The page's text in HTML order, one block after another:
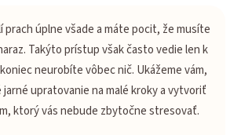
prach úplne všade a máte pocit, že musíte
Takýto prístup však často vedie len k
neurobíte vôbec nič. Ukážeme vám,
upratovanie na malé kroky a vytvoriť
ktorý vás nebude zbytočne stresovať.